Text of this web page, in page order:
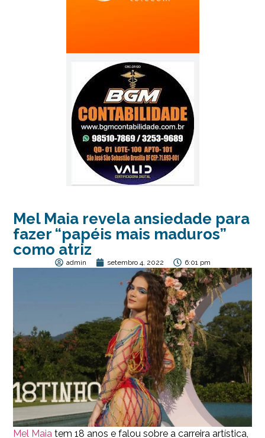
Mel Maia revela ansiedade para
fazer “papéis mais maduros”
como atriz
admin setembro 4, 2022 6:01 pm
Mel Maia tem 18 anos e falou sobre a carreira artística,